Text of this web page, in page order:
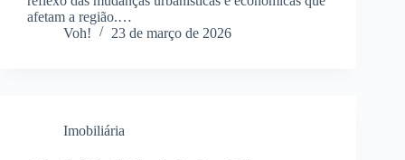
afetam a região.…
Voh!
23 de março de 2026
Imobiliária